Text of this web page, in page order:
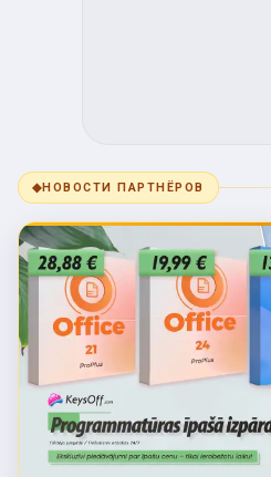
◆НОВОСТИ ПАРТНЁРОВ